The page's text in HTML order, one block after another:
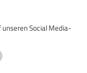
Social Media-